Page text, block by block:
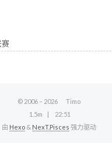
© 2006 – 2026
Timo
1.5m
22:51
由 Hexo & NexT.Pisces 强力驱动